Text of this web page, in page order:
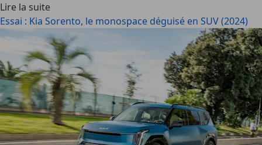
Lire la suite
Essai : Kia Sorento, le monospace déguisé en SUV (2024)